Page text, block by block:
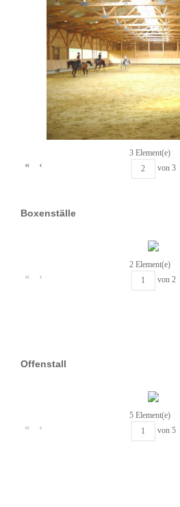
3 Element(e)
« ‹ von 3
Boxenställe
2 Element(e)
« ‹ von 2
Offenstall
5 Element(e)
« ‹ von 5